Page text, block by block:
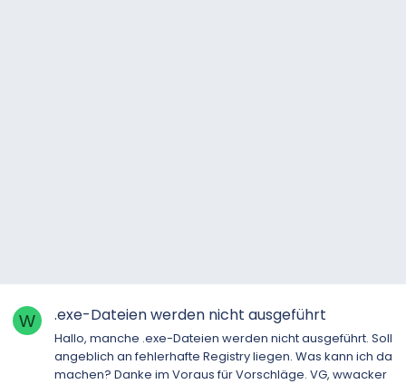
W .exe-Dateien werden nicht ausgeführt
Hallo, manche .exe-Dateien werden nicht ausgeführt. Soll
angeblich an fehlerhafte Registry liegen. Was kann ich da
machen? Danke im Voraus für Vorschläge. VG, wwacker